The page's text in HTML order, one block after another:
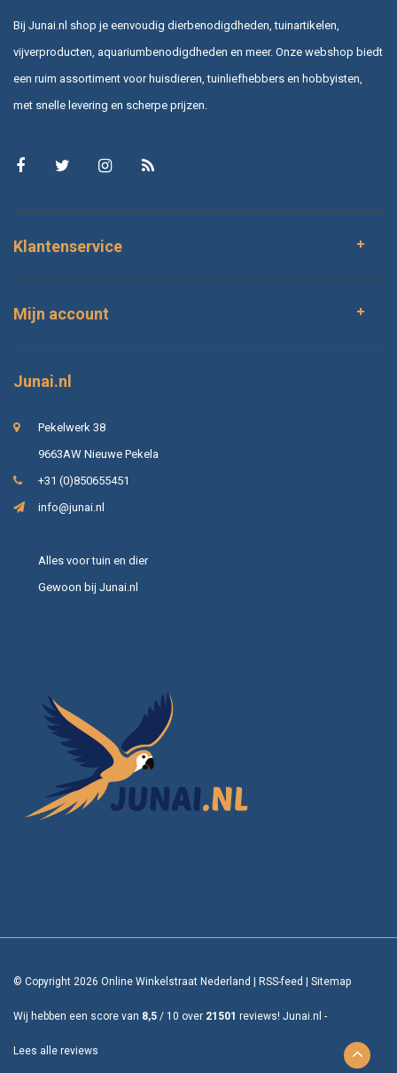
Bij Junai.nl shop je eenvoudig dierbenodigdheden, tuinartikelen,
vijverproducten, aquariumbenodigdheden en meer. Onze webshop biedt
een ruim assortiment voor huisdieren, tuinliefhebbers en hobbyisten,
met snelle levering en scherpe prijzen.
Klantenservice
Mijn account
Junai.nl
Pekelwerk 38
9663AW Nieuwe Pekela
+31 (0)850655451
info@junai.nl
Alles voor tuin en dier
Gewoon bij Junai.nl
© Copyright 2026 Online Winkelstraat Nederland RSS-feed Sitemap
Wij hebben een score van 8,5 / 10 over 21501 reviews! Junai.nl -
Lees alle reviews